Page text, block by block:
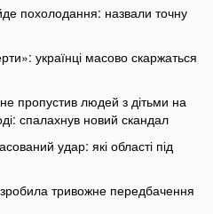
похолодання: назвали точну
українці масово скаржаться
не пропустив людей з дітьми на
спалахнув новий скандал
удар: які області під
тривожне передбачення